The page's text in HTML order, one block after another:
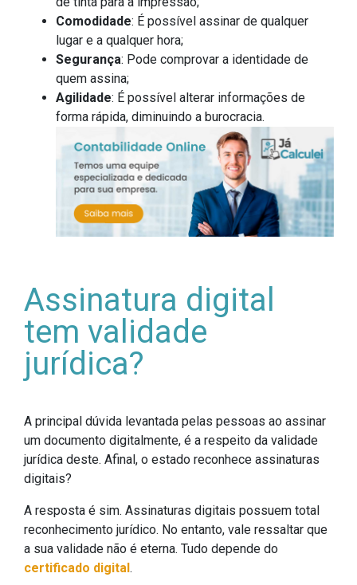
Comodidade: É possível assinar de qualquer
lugar e a qualquer hora;
Segurança: Pode comprovar a identidade de
quem assina;
Agilidade: É possível alterar informações de
forma rápida, diminuindo a burocracia.
Assinatura digital
tem validade
jurídica?
A principal dúvida levantada pelas pessoas ao assinar
um documento digitalmente, é a respeito da validade
jurídica deste. Afinal, o estado reconhece assinaturas
digitais?
A resposta é sim. Assinaturas digitais possuem total
reconhecimento jurídico. No entanto, vale ressaltar que
a sua validade não é eterna. Tudo depende do
certificado digital.